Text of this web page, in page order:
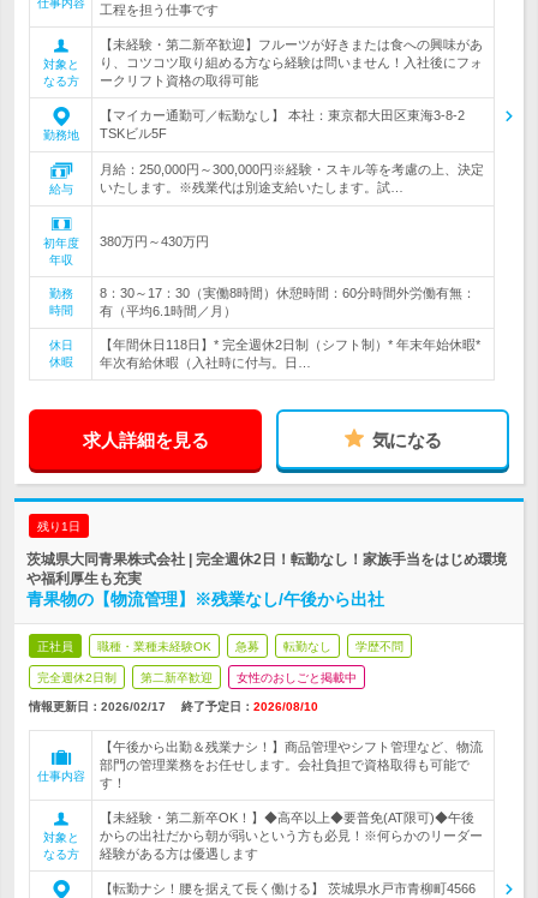
工程を担う仕事です
対象と
なる方
【未経験・第二新卒歓迎】フルーツが好きまたは食への興味があ
り、コツコツ取り組める方なら経験は問いません！入社後にフォ
ークリフト資格の取得可能
勤務地
【マイカー通勤可／転勤なし】 本社：東京都大田区東海3-8-2
TSKビル5F
給与
月給：250,000円～300,000円※経験・スキル等を考慮の上、決定
いたします。※残業代は別途支給いたします。試…
初年度
年収
380万円～430万円
勤務
時間
8：30～17：30（実働8時間）休憩時間：60分時間外労働有無：
有（平均6.1時間／月）
休日
休暇
【年間休日118日】* 完全週休2日制（シフト制）* 年末年始休暇*
年次有給休暇（入社時に付与。日…
求人詳細を見る 気になる
残り1日
茨城県大同青果株式会社 | 完全週休2日！転勤なし！家族手当をはじめ環境
や福利厚生も充実
青果物の【物流管理】※残業なし/午後から出社
正社員 職種・業種未経験OK 急募 転勤なし 学歴不問
完全週休2日制 第二新卒歓迎 女性のおしごと掲載中
情報更新日：2026/02/17 終了予定日： 2026/08/10
仕事内容
【午後から出勤＆残業ナシ！】商品管理やシフト管理など、物流
部門の管理業務をお任せします。会社負担で資格取得も可能で
す！
対象と
なる方
【未経験・第二新卒OK！】◆高卒以上◆要普免(AT限可)◆午後
からの出社だから朝が弱いという方も必見！※何らかのリーダー
経験がある方は優遇します
【転勤ナシ！腰を据えて長く働ける】 茨城県水戸市青柳町4566